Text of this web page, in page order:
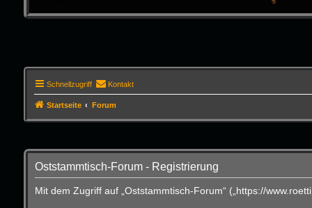
Schnellzugriff Kontakt
Startseite Forum
Oststammtisch-Forum - Registrierung
Mit dem Zugriff auf „Oststammtisch-Forum“ („https://